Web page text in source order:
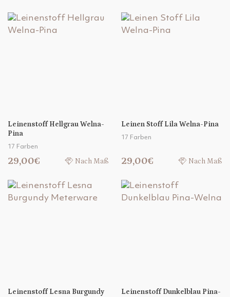
Leinenstoff Hellgrau Welna-
Pina
17 Farben
29,00€ Nach Maß
Leinen Stoff Lila Welna-Pina
17 Farben
29,00€ Nach Maß
Leinenstoff Lesna Burgundy Leinenstoff Dunkelblau Pina-